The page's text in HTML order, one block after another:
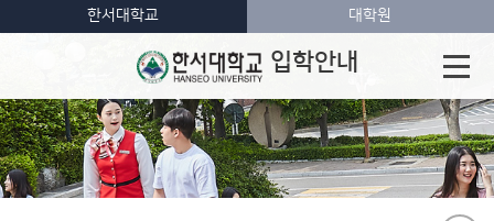
입학안내
한서대학교 대학원